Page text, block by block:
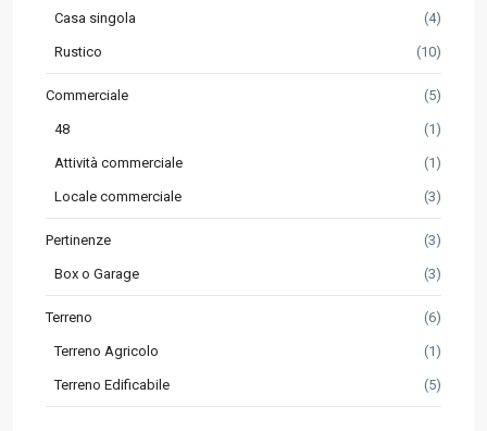
Casa singola (4)
Rustico (10)
Commerciale (5)
48 (1)
Attività commerciale (1)
Locale commerciale (3)
Pertinenze (3)
Box o Garage (3)
Terreno (6)
Terreno Agricolo (1)
Terreno Edificabile (5)